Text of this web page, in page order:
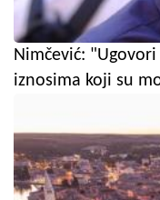
Nimčević:
iznosima koji su